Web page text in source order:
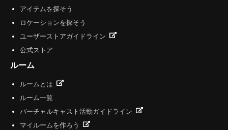
アイテムを探そう
ロケーションを探そう
ユーザーストアガイドライン
公式ストア
ルーム
ルームとは
ルーム一覧
バーチャルキャスト活動ガイドライン
マイルームを作ろう